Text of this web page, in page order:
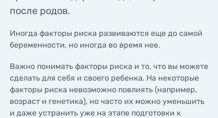
КОНТАКТЫ
КОНТАКТЫ
после родов.
Иногда факторы риска развиваются еще до самой
беременности, но иногда во время нее.
Важно понимать факторы риска и то, что вы можете
сделать для себя и своего ребенка. На некоторые
факторы риска невозможно повлиять (например,
возраст и генетика), но часто их можно уменьшить
и даже устранить уже на этапе подготовки к